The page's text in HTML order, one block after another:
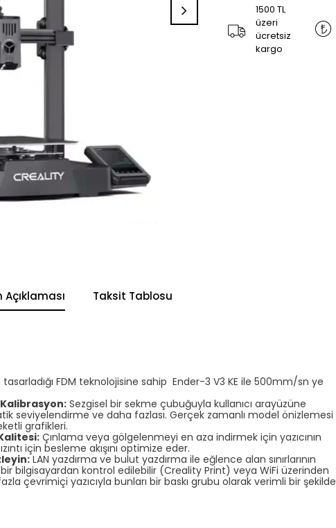
1500 TL
üzeri
ücretsiz
kargo
Açıklaması Taksit Tablosu
tasarladığı FDM teknolojisine sahip Ender-3 V3 KE ile 500mm/sn ye
Kalibrasyon: Sezgisel bir sekme çubuğuyla kullanıcı arayüzüne
seviyelendirme ve daha fazlası. Gerçek zamanlı model önizlemesi
grafikleri.
Çınlama veya gölgelenmeyi en aza indirmek için yazıcının
için besleme akışını optimize eder.
LAN yazdırma ve bulut yazdırma ile eğlence alan sınırlarının
bir bilgisayardan kontrol edilebilir (Creality Print) veya WiFi üzerinden
çevrimiçi yazıcıyla bunları bir baskı grubu olarak verimli bir şekilde